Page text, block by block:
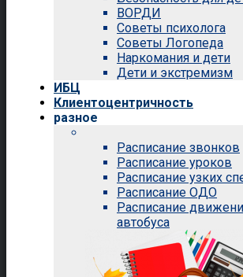
ВОРДИ
Советы психолога
Советы Логопеда
Наркомания и дети
Дети и экстремизм
ИБЦ
Клиентоцентричность
разное
Расписание звонков
Расписание уроков
Расписание узких
Расписание ОДО
Расписание
автобуса